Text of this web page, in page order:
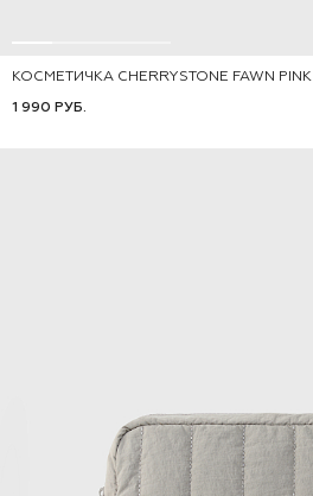
ONE-SIZE
КОСМЕТИЧКА СHERRYSTONE FAWN PINK
1 990 РУБ.